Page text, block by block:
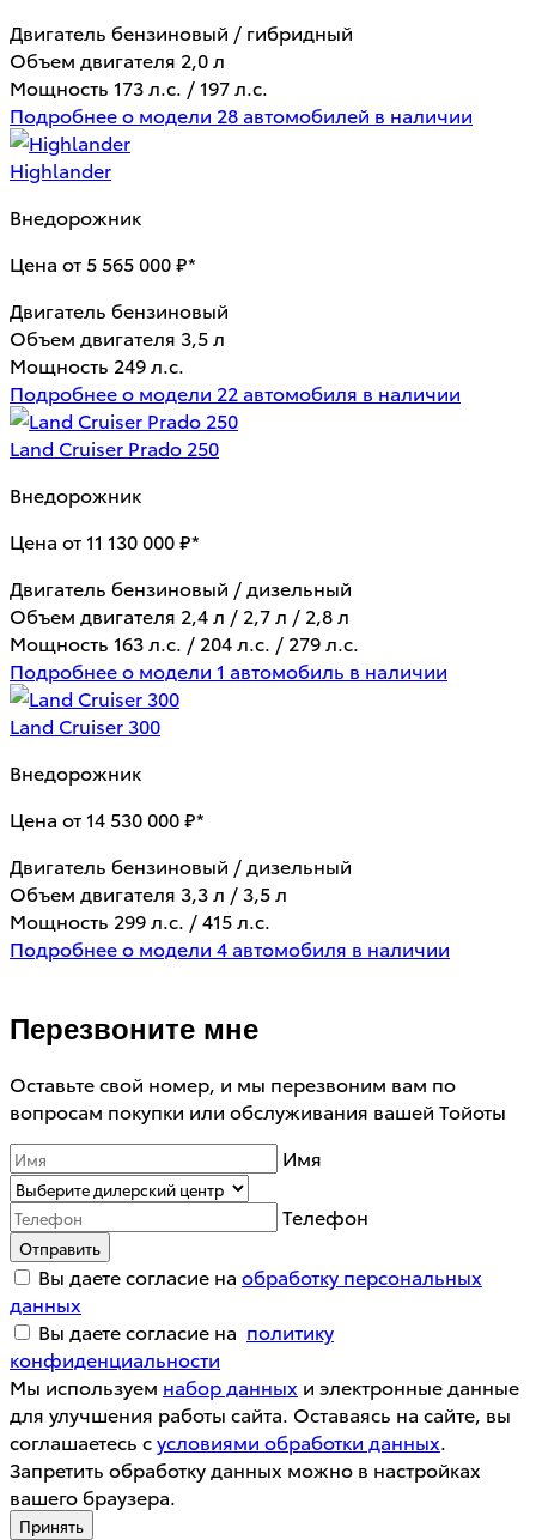
Двигатель бензиновый / гибридный
Объем двигателя 2,0 л
Мощность 173 л.с. / 197 л.с.
Подробнее о модели 28 автомобилей в наличии
Highlander
Внедорожник
Цена от 5 565 000 ₽*
Двигатель бензиновый
Объем двигателя 3,5 л
Мощность 249 л.с.
Подробнее о модели 22 автомобиля в наличии
Land Cruiser Prado 250
Внедорожник
Цена от 11 130 000 ₽*
Двигатель бензиновый / дизельный
Объем двигателя 2,4 л / 2,7 л / 2,8 л
Мощность 163 л.с. / 204 л.с. / 279 л.с.
Подробнее о модели 1 автомобиль в наличии
Land Cruiser 300
Внедорожник
Цена от 14 530 000 ₽*
Двигатель бензиновый / дизельный
Объем двигателя 3,3 л / 3,5 л
Мощность 299 л.с. / 415 л.с.
Подробнее о модели 4 автомобиля в наличии
Перезвоните мне
Оставьте свой номер, и мы перезвоним вам по
вопросам покупки или обслуживания вашей Тойоты
Имя
Телефон
Отправить
Вы даете согласие на обработку персональных
данных
Вы даете согласие на политику
конфиденциальности
Мы используем набор данных и электронные данные
для улучшения работы сайта. Оставаясь на сайте, вы
соглашаетесь сусловиями обработки данных.
Запретить обработку данных можно в настройках
вашего браузера.
Принять